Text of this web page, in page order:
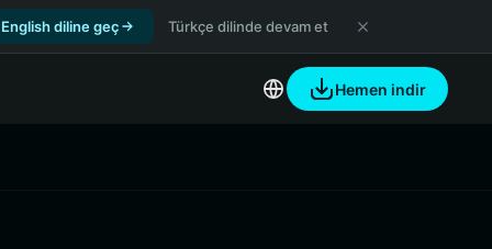
English diline geç Türkçe dilinde devam et
Hemen indir